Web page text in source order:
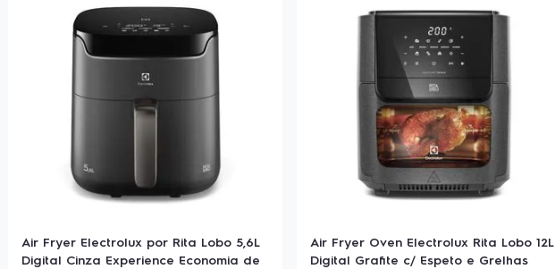
Air Fryer Electrolux por Rita Lobo 5,6L
Digital Cinza Experience Economia de
Air Fryer Oven Electrolux Rita Lobo 12L
Digital Grafite c/ Espeto e Grelhas